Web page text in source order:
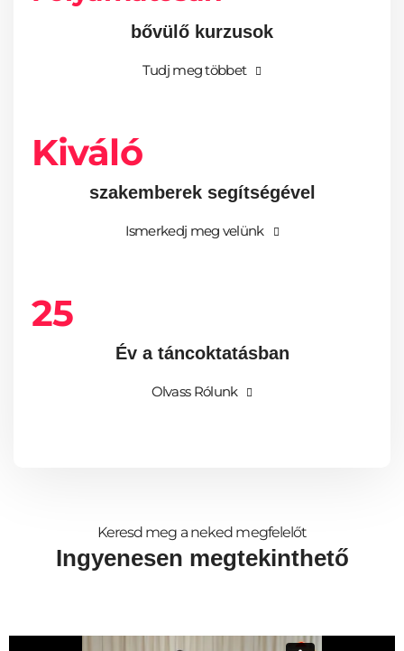
bővülő kurzusok
Tudj meg többet
Kiváló
szakemberek segítségével
Ismerkedj meg velünk
25
Év a táncoktatásban
Olvass Rólunk
Keresd meg a neked megfelelőt
Ingyenesen megtekinthető